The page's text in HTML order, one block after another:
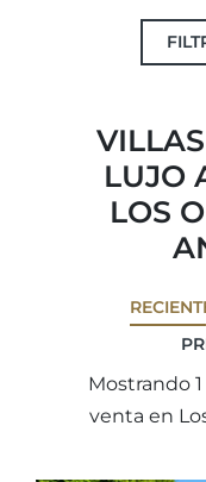
LUJO
LOS
Mostrando
venta en